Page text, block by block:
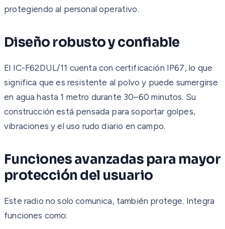
protegiendo al personal operativo.
Diseño robusto y confiable
El IC-F62DUL/11 cuenta con certificación IP67, lo que
significa que es resistente al polvo y puede sumergirse
en agua hasta 1 metro durante 30–60 minutos. Su
construcción está pensada para soportar golpes,
vibraciones y el uso rudo diario en campo.
Funciones avanzadas para mayor
protección del usuario
Este radio no solo comunica, también protege. Integra
funciones como: